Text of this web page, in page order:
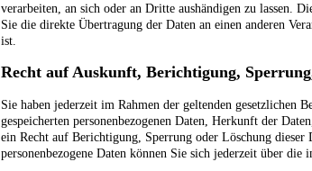
verarbeiten, an sich oder an Dritte aushändigen zu lassen.
Sie die direkte Übertragung der Daten an einen anderen
ist.
Recht auf Auskunft, Berichtigung,
Sie haben jederzeit im Rahmen der geltenden gesetzlichen
gespeicherten personenbezogenen Daten, Herkunft der
ein Recht auf Berichtigung, Sperrung oder Löschung
personenbezogene Daten können Sie sich jederzeit über